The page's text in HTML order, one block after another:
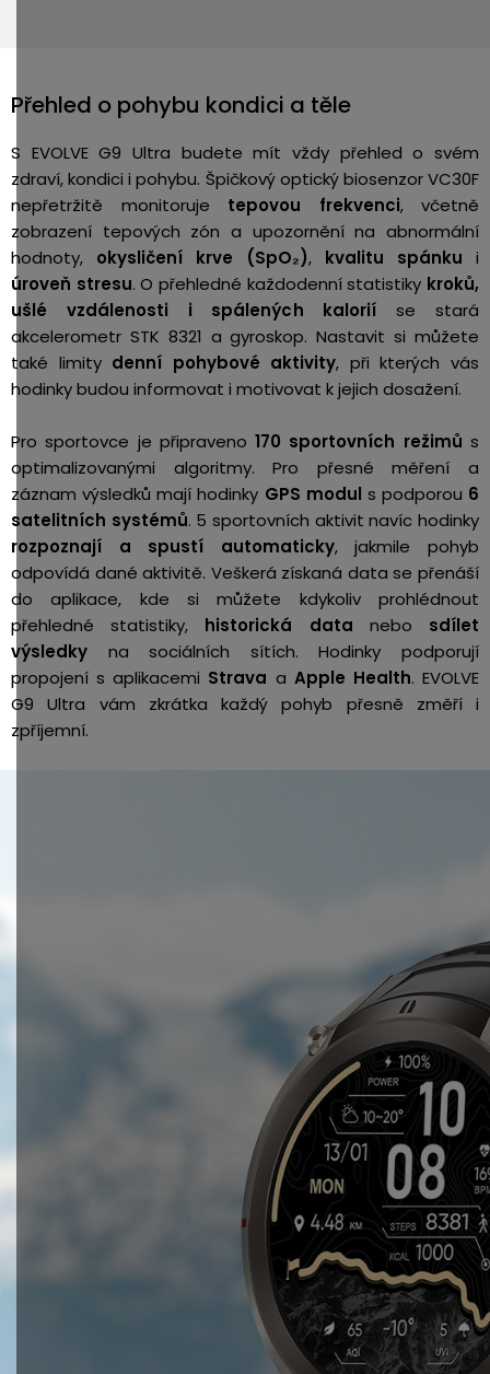
Přehled o pohybu kondici a těle
S EVOLVE G9 Ultra budete mít vždy přehled o svém
zdraví, kondici i pohybu. Špičkový optický biosenzor VC30F
nepřetržitě monitoruje tepovou frekvenci, včetně
zobrazení tepových zón a upozornění na abnormální
hodnoty,
okysličení krve (SpO₂), kvalitu spánku i
úroveň stresu. O přehledné každodenní statistiky kroků,
ušlé vzdálenosti i spálených kalorií se stará
akcelerometr STK 8321 a gyroskop. Nastavit si můžete
také limity denní pohybové aktivity, při kterých vás
hodinky budou informovat i motivovat k jejich dosažení.
Pro sportovce je připraveno170 sportovních režimůs
optimalizovanými algoritmy. Pro přesné měření a
záznam výsledků mají hodinky GPS modul s podporou 6
satelitních systémů. 5 sportovních aktivit navíc hodinky
rozpoznají a spustí automaticky, jakmile pohyb
odpovídá dané aktivitě. Veškerá získaná data se přenáší
do aplikace, kde si můžete kdykoliv prohlédnout
přehledné statistiky, historická data nebo sdílet
výsledky na sociálních sítích. Hodinky podporují
propojení s aplikacemi Strava a Apple Health. EVOLVE
G9 Ultra vám zkrátka každý pohyb přesně změří i
zpříjemní.